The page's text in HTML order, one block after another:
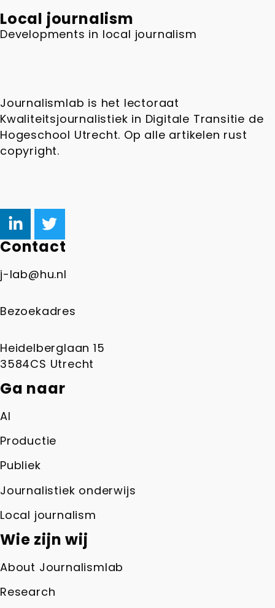
Local journalism
Developments in local journalism
Journalismlab is het lectoraat
Kwaliteitsjournalistiek in Digitale Transitie de
Hogeschool Utrecht. Op alle artikelen rust
copyright.
Contact
j-lab@hu.nl
Bezoekadres
Heidelberglaan 15
3584CS Utrecht
Ga naar
AI
Productie
Publiek
Journalistiek onderwijs
Local journalism
Wie zijn wij
About Journalismlab
Research